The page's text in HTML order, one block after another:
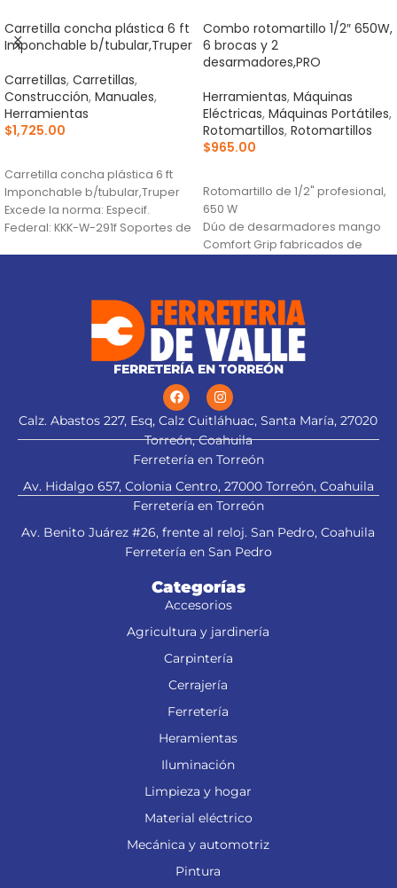
Carretilla concha plástica 6 ft
Imponchable b/tubular,Truper
Carretillas, Carretillas,
Construcción, Manuales,
Herramientas
$1,725.00
Carretilla concha plástica 6 ft
Imponchable b/tubular,Truper
Excede la norma: Especif.
Federal: KKK-W-291f Soportes de
Combo rotomartillo 1/2″ 650W,
6 brocas y 2
desarmadores,PRO
Herramientas, Máquinas
Eléctricas, Máquinas Portátiles,
Rotomartillos, Rotomartillos
$965.00
Rotomartillo de 1/2" profesional,
650 W
Dúo de desarmadores mango
Comfort Grip fabricados de
con punta de carburo de
tungsteno para alta duración
FERRETERÍA EN TORREÓN
Calz. Abastos 227, Esq, Calz Cuitláhuac, Santa María, 27020
Torreón, Coahuila
Ferretería en Torreón
Av. Hidalgo 657, Colonia Centro, 27000 Torreón, Coahuila
Ferretería en Torreón
Av. Benito Juárez #26, frente al reloj. San Pedro, Coahuila
Ferretería en San Pedro
Categorías
Accesorios
Agricultura y jardinería
Carpintería
Cerrajería
Ferretería
Heramientas
Iluminación
Limpieza y hogar
Material eléctrico
Mecánica y automotriz
Pintura